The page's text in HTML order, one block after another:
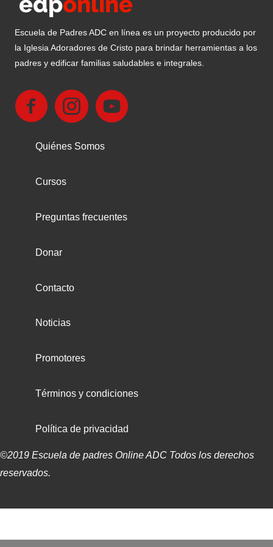
Escuela de Padres ADC en línea es un proyecto producido por
la Iglesia Adoradores de Cristo para brindar herramientas a los
padres y edificar familias saludables e integrales.
Quiénes Somos
Cursos
Preguntas frecuentes
Donar
Contacto
Noticias
Promotores
Términos y condiciones
Política de privacidad
©2019 Escuela de padres Online ADC Todos los derechos
reservados.